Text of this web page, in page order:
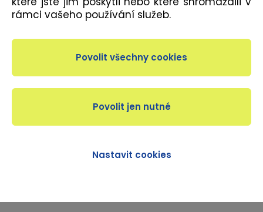
podložce a druhá je zavěšena na TRX®. Díky sklonu
pracovat se zátěží. Lekce je vhodná pro mírně
rámci vašeho používání služeb.
Nastavit cookies